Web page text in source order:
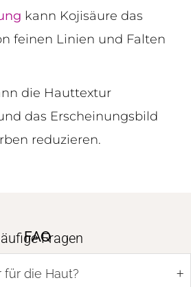
kann Kojisäure das
feinen Linien und Falten
die Hauttextur
das Erscheinungsbild
reduzieren.
FAQFragen
für die Haut? +